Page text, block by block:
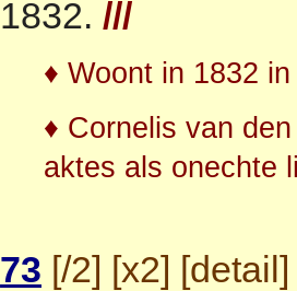
1832. ///
♦ Woont in 1832
♦ Cornelis van
aktes als onechte
73 [/2] [x2] [detail]